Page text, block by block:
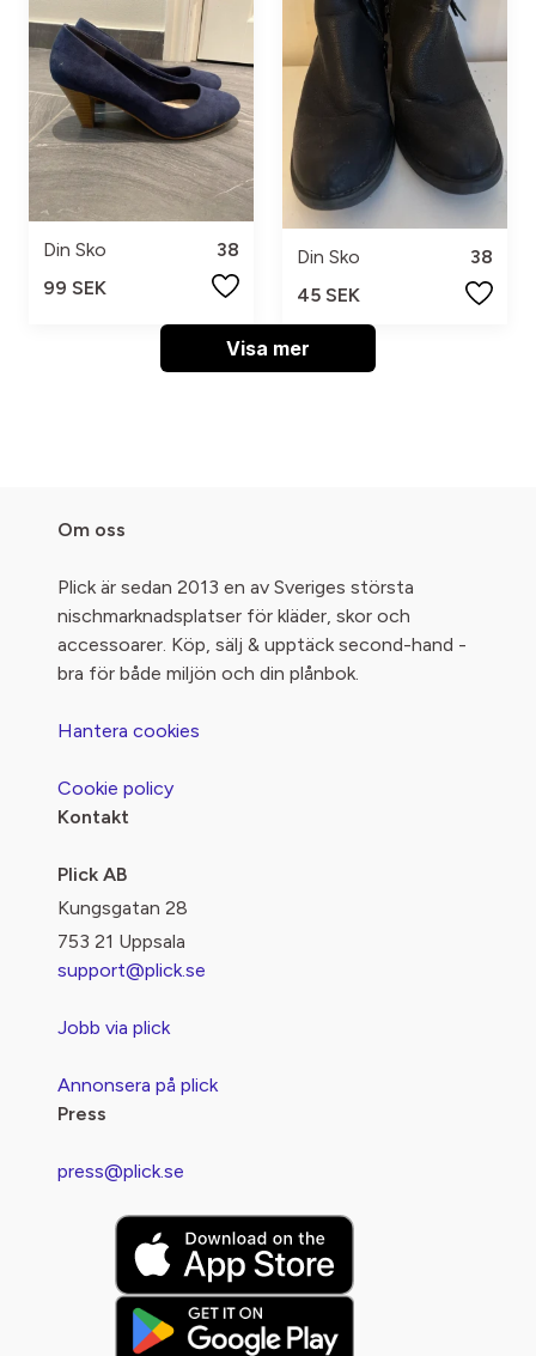
Din Sko
38
99 SEK
Din Sko
38
45 SEK
Visa mer
Om oss
Plick är sedan 2013 en av Sveriges största
nischmarknadsplatser för kläder, skor och
accessoarer. Köp, sälj & upptäck second-hand -
bra för både miljön och din plånbok.
Hantera cookies
Cookie policy
Kontakt
Plick AB
Kungsgatan 28
753 21 Uppsala
support@plick.se
Jobb via plick
Annonsera på plick
Press
press@plick.se